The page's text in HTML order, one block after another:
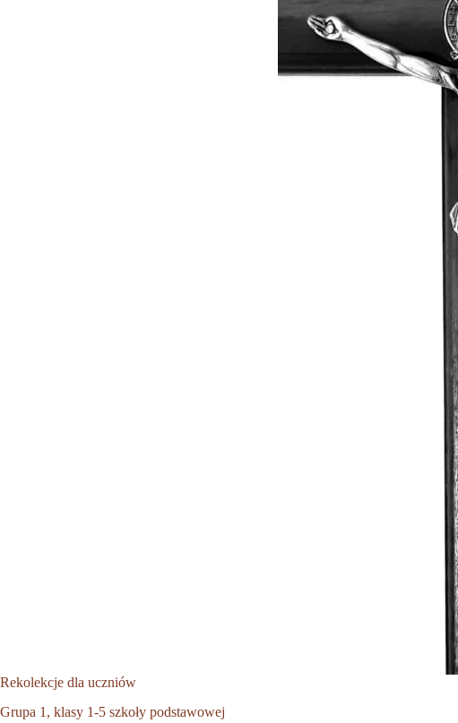
Rekolekcje dla uczniów
Grupa 1, klasy 1-5 szkoły podstawowej